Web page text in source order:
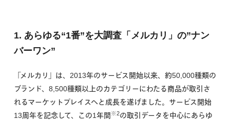
1. あらゆる“1番”を大調査「メルカリ」の”ナン
バーワン”
「メルカリ」は、2013年のサービス開始以来、約50,000種類の
ブランド、8,500種類以上のカテゴリーにわたる商品が取引さ
れるマーケットプレイスへと成長を遂げました。サービス開始
13周年を記念して、この1年間 ※2の取引データを中心にあらゆ